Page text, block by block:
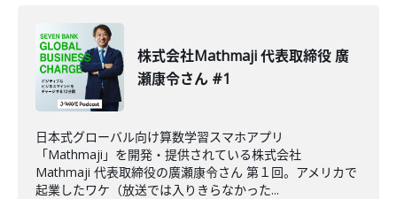
株式会社Mathmaji 代表取締役 廣
瀬康令さん #1
日本式グローバル向け算数学習スマホアプリ
「Mathmaji」を開発・提供されている株式会社
Mathmaji 代表取締役の廣瀬康令さん 第１回。アメリカで
起業したワケ（放送では入りきらなかった...